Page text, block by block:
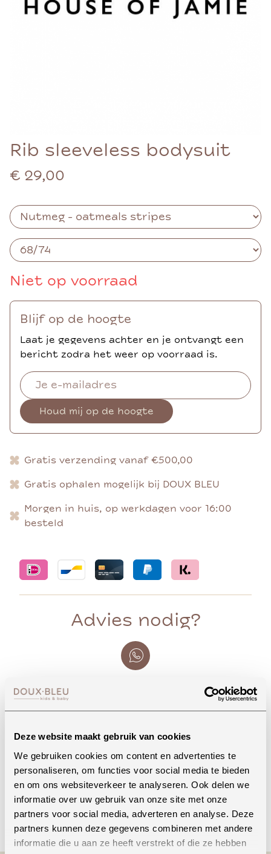
Deze website maakt gebruik van cookies
We gebruiken cookies om content en advertenties te
personaliseren, om functies voor social media te bieden
en om ons websiteverkeer te analyseren. Ook delen we
informatie over uw gebruik van onze site met onze
partners voor social media, adverteren en analyse. Deze
partners kunnen deze gegevens combineren met andere
informatie die u aan ze heeft verstrekt of die ze hebben
Rib sleeveless bodysuit
€ 29,00
Niet op voorraad
Blijf op de hoogte
Laat je gegevens achter en je ontvangt een
bericht zodra het weer op voorraad is.
Houd mij op de hoogte
Gratis verzending vanaf €500,00
Gratis ophalen mogelijk bij DOUX BLEU
Morgen in huis, op werkdagen voor 16:00
besteld
Advies nodig?
Onze winkel in Uden
Bekijk openingstijden
Bellen